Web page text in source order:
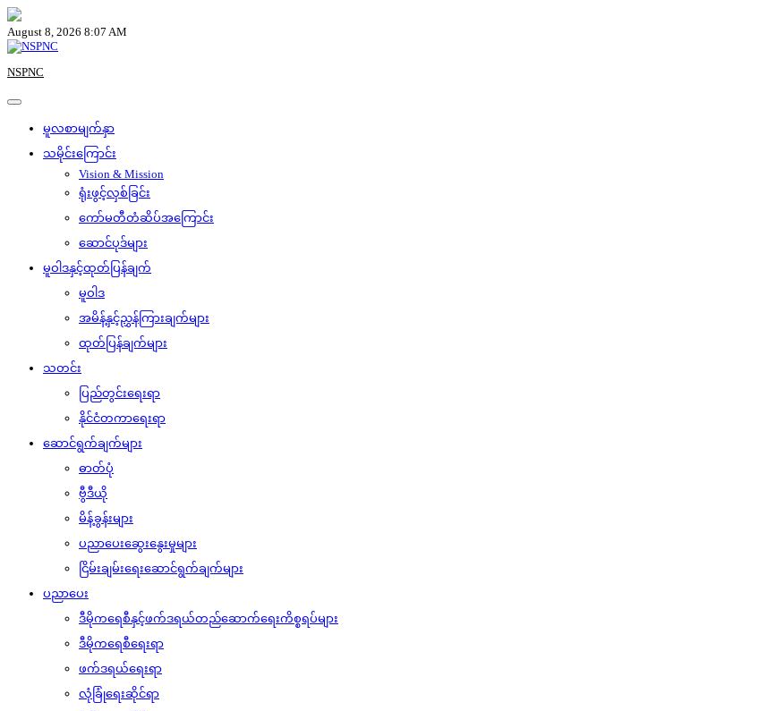
Skip
to
content
August 8, 2026 8:07 AM
NSPNC
မူလစာမျက်နှာ
သမိုင်းကြောင်း
Vision & Mission
ရုံးဖွင့်လှစ်ခြင်း
ကော်မတီတံဆိပ်အကြောင်း
ဆောင်ပုဒ်များ
မူဝါဒနှင့်ထုတ်ပြန်ချက်
မူဝါဒ
အမိန့်နှင့်ညွှန်ကြားချက်များ
ထုတ်ပြန်ချက်များ
သတင်း
ပြည်တွင်းရေးရာ
နိုင်ငံတကာရေးရာ
ဆောင်ရွက်ချက်များ
ဓာတ်ပုံ
ဗွီဒီယို
မိန့်ခွန်းများ
ပညာပေးဆွေးနွေးမှုများ
ငြိမ်းချမ်းရေးဆောင်ရွက်ချက်များ
ပညာပေး
ဒီမိုကရေစီနှင့်ဖက်ဒရယ်တည်ဆောက်‌ရေးကိစ္စရပ်များ
ဒီမိုကရေစီရေးရာ
ဖက်ဒရယ်ရေးရာ
လုံခြုံရေးဆိုင်ရာ